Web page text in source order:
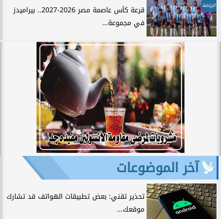
الرياضة
قرعة كأس عاصمة مصر 2026-2027.. بيراميدز
في مجموعة...
آخر الموضوعات
تحذير تقني: بعض تطبيقات الهواتف قد تشارك
موقعك...